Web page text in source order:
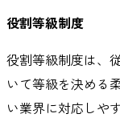
役割等級制度
役割等級制度は、
いて等級を決める
い業界に対応しや